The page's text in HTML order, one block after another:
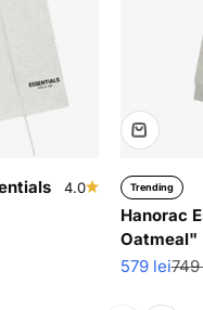
4.0 Trending
Hanorac
Oatmeal"
Pret redus
579 lei